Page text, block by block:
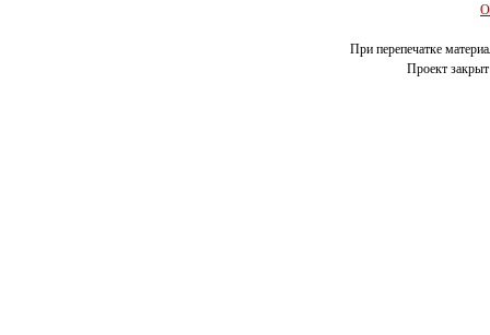
О
При перепечатке
Проект закрыт